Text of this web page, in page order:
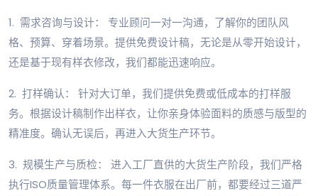
1. 需求咨询与设计： 专业顾问一对一沟通，了解你的团队风
格、预算、穿着场景。提供免费设计稿，无论是从零开始设计，
还是基于现有样衣修改，我们都能迅速响应。
2. 打样确认： 针对大订单，我们提供免费或低成本的打样服
务。根据设计稿制作出样衣，让你亲身体验面料的质感与版型的
精准度。确认无误后，再进入大货生产环节。
3. 规模生产与质检： 进入工厂直供的大货生产阶段，我们严格
执行ISO质量管理体系。每一件衣服在出厂前，都要经过三道严